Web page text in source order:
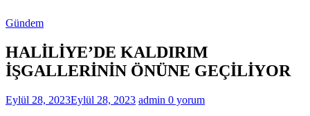
Gündem
HALİLİYE’DE KALDIRIM
İŞGALLERİNİN ÖNÜNE GEÇİLİYOR
Eylül 28, 2023Eylül 28, 2023 admin 0 yorum